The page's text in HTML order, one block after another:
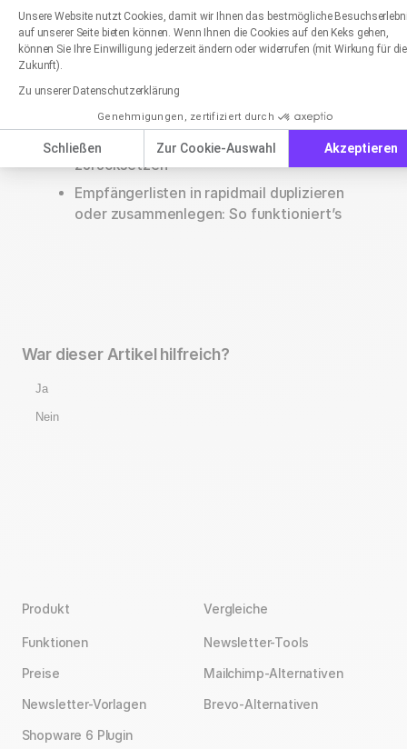
Einwilligungsmanagementplattform: Passen
Unsere Website nutzt Cookies, damit wir Ihnen das bestmögliche
auf unserer Seite bieten können. Wenn Ihnen die Cookies auf den Keks gehen,
können Sie Ihre Einwilligung jederzeit ändern oder widerrufen (mit Wirkung für die
Zukunft).
Zu unserer Datenschutzerklärung
Genehmigungen, zertifiziert durch
Schließen Zur Cookie-Auswahl Akzeptieren
Axeptio consent
Empfängerliste aus rapidmail exportieren
Anordnung und Anzeige der Kontakte in
Ihrer Empfängerliste anpassen
Passwort Ihres rapidmail Kontos
zurücksetzen
Empfängerlisten in rapidmail duplizieren
oder zusammenlegen: So funktioniert’s
War dieser Artikel hilfreich?
Ja
Nein
Produkt
Funktionen
Preise
Newsletter-Vorlagen
Shopware 6 Plugin
Vergleiche
Newsletter-Tools
Mailchimp-Alternativen
Brevo-Alternativen